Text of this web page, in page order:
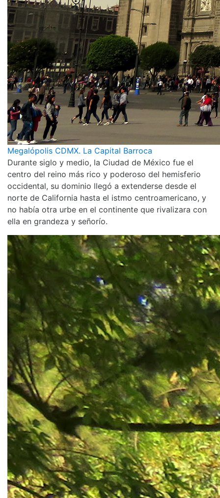
Megalópolis CDMX. La Capital Barroca
Durante siglo y medio, la Ciudad de México fue el
centro del reino más rico y poderoso del hemisferio
occidental, su dominio llegó a extenderse desde el
norte de California hasta el istmo centroamericano, y
no había otra urbe en el continente que rivalizara con
ella en grandeza y señorío.